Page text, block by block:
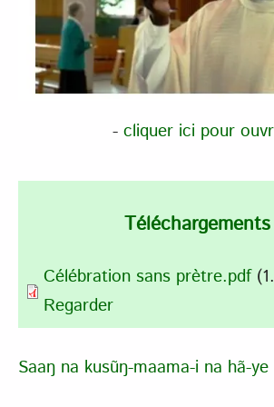
- cliquer ici pour
Célébration sans prètre.pdf
Regarder
Saaŋ na kusũŋ-maama-i na hã-ye